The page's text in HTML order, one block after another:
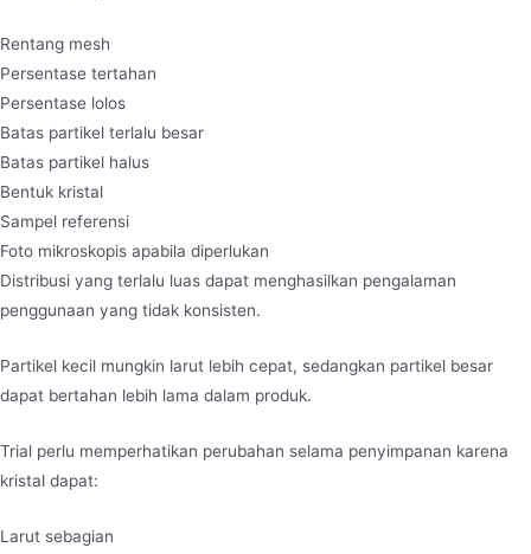
Rentang mesh
Persentase tertahan
Persentase lolos
Batas partikel terlalu besar
Batas partikel halus
Bentuk kristal
Sampel referensi
Foto mikroskopis apabila diperlukan
Distribusi yang terlalu luas dapat menghasilkan pengalaman
penggunaan yang tidak konsisten.
Partikel kecil mungkin larut lebih cepat, sedangkan partikel besar
dapat bertahan lebih lama dalam produk.
Trial perlu memperhatikan perubahan selama penyimpanan karena
kristal dapat:
Larut sebagian